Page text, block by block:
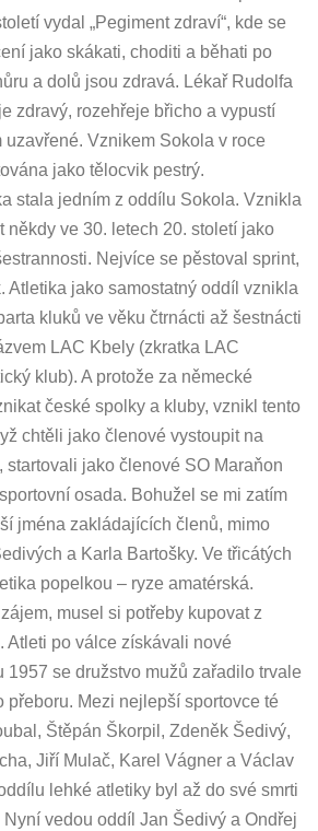
vydal „Pegiment zdraví“, kde se
jako skákati, choditi a běhati po
a dolů jsou zdravá. Lékař Rudolfa
zdravý, rozehřeje břicho a vypustí
uzavřené. Vznikem Sokola v roce
jako tělocvik pestrý.
stala jedním z oddílu Sokola. Vznikla
někdy ve 30. letech 20. století jako
Nejvíce se pěstoval sprint,
Atletika jako samostatný oddíl vznikla
kluků ve věku čtrnácti až šestnácti
LAC Kbely (zkratka LAC
klub). A protože za německé
české spolky a kluby, vznikl tento
chtěli jako členové vystoupit na
startovali jako členové SO Maraňon
osada. Bohužel se mi zatím
jména zakládajících členů, mimo
a Karla Bartošky. Ve třicátých
popelkou – ryze amatérská.
musel si potřeby kupovat z
Atleti po válce získávali nové
1957 se družstvo mužů zařadilo trvale
přeboru. Mezi nejlepší sportovce té
Štěpán Škorpil, Zdeněk Šedivý,
Jiří Mulač, Karel Vágner a Václav
lehké atletiky byl až do své smrti
vedou oddíl Jan Šedivý a Ondřej